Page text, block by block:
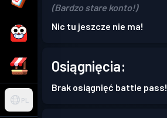
PL
(Bardzo stare konto!)
Nic tu jeszcze nie ma!
Osiągnięcia:
Brak osiągnięć battle pass!